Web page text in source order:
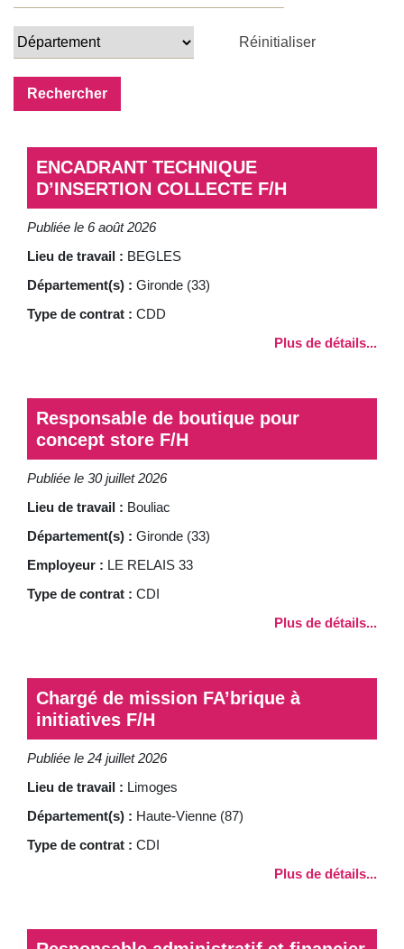
Réinitialiser
ENCADRANT TECHNIQUE
D’INSERTION COLLECTE F/H
Publiée le 6 août 2026
Lieu de travail : BEGLES
Département(s) : Gironde (33)
Type de contrat : CDD
Plus de détails...
Responsable de boutique pour
concept store F/H
Publiée le 30 juillet 2026
Lieu de travail : Bouliac
Département(s) : Gironde (33)
Employeur : LE RELAIS 33
Type de contrat : CDI
Plus de détails...
Chargé de mission FA’brique à
initiatives F/H
Publiée le 24 juillet 2026
Lieu de travail : Limoges
Département(s) : Haute-Vienne (87)
Type de contrat : CDI
Plus de détails...